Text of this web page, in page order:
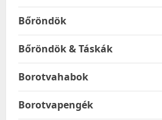
Bőröndök
Bőröndök & Táskák
Borotvahabok
Borotvapengék